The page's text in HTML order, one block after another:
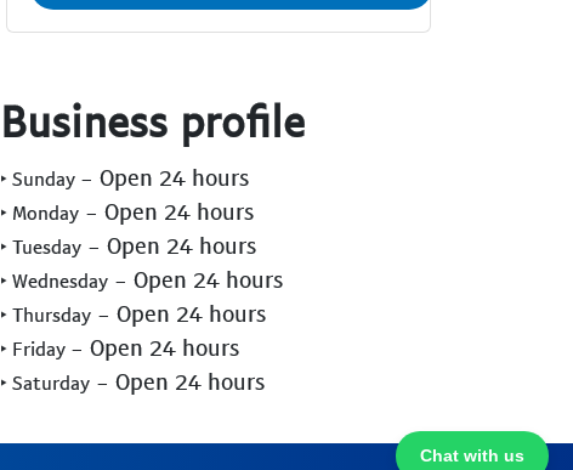
Chat with us
Business profile
‣ Sunday - Open 24 hours
‣ Monday - Open 24 hours
‣ Tuesday - Open 24 hours
‣ Wednesday - Open 24 hours
‣ Thursday - Open 24 hours
‣ Friday - Open 24 hours
‣ Saturday - Open 24 hours